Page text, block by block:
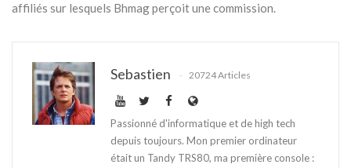
affiliés sur lesquels Bhmag perçoit une commission.
Sebastien 20724 Articles
Passionné d'informatique et de high tech
depuis toujours. Mon premier ordinateur
était un Tandy TRS80, ma première console :